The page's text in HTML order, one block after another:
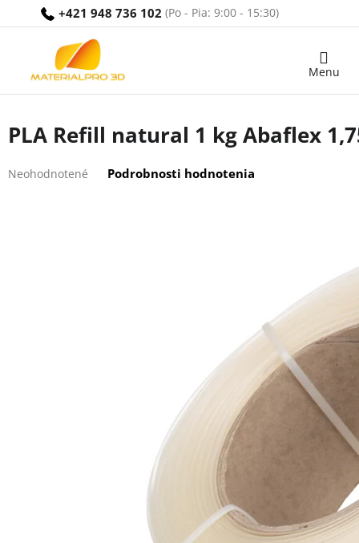
+421 948 736 102
Nákupný
PLA Refill natural 1 kg Abaflex
hodnotenie
Neohodnotené Podrobnosti hodnotenia